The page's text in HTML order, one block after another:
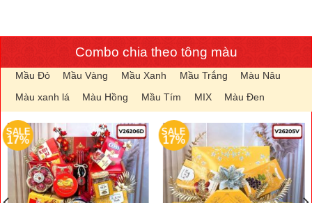
Combo chia theo tông màu
Mầu Đỏ Mầu Vàng Mầu Xanh Mầu Trắng
Màu Nâu
Màu xanh lá
Màu Hồng Mầu Tím MIX Màu Đen
SALE
17%
SALE
17%